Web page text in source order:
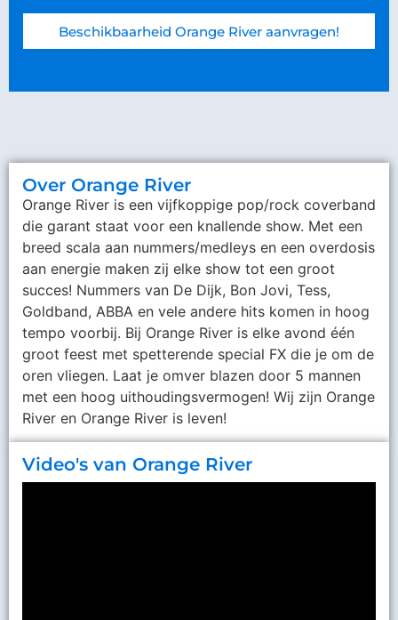
Beschikbaarheid Orange River aanvragen!
Over Orange River
Orange River is een vijfkoppige pop/rock coverband
die garant staat voor een knallende show. Met een
breed scala aan nummers/medleys en een overdosis
aan energie maken zij elke show tot een groot
succes! Nummers van De Dijk, Bon Jovi, Tess,
Goldband, ABBA en vele andere hits komen in hoog
tempo voorbij. Bij Orange River is elke avond één
groot feest met spetterende special FX die je om de
oren vliegen. Laat je omver blazen door 5 mannen
met een hoog uithoudingsvermogen! Wij zijn Orange
River en Orange River is leven!
Video's van Orange River